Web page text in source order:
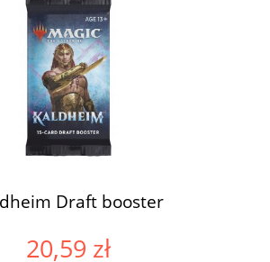
Draft booster
20,59 zł